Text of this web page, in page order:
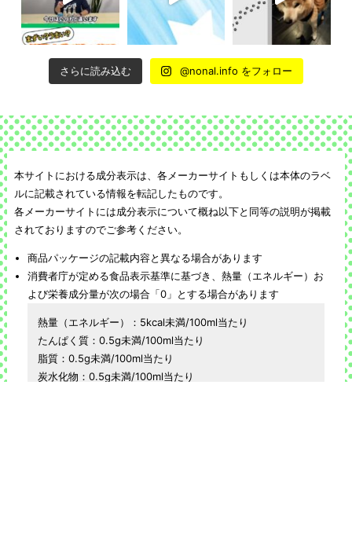
さらに読み込む @nonal.info をフォロー
本サイトにおける成分表示は、各メーカーサイトもしくは本体のラベ
ルに記載されている情報を転記したものです。
各メーカーサイトには成分表示について概ね以下と同等の説明が掲載
されておりますのでご参考ください。
商品パッケージの記載内容と異なる場合があります
消費者庁が定める食品表示基準に基づき、熱量（エネルギー）お
よび栄養成分量が次の場合「0」とする場合があります
熱量（エネルギー）：5kcal未満/100ml当たり
たんぱく質：0.5g未満/100ml当たり
脂質：0.5g未満/100ml当たり
炭水化物：0.5g未満/100ml当たり